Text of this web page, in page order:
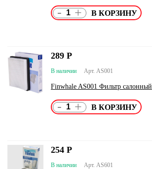
- +
Арт. AS001
В наличии
Finwhale AS001 Фильтр салонный
289 Р
- +
Арт. AS601
В наличии
254 Р